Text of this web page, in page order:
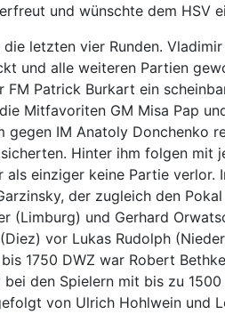
und wünschte dem HSV
letzten vier Runden.
und alle weiteren Partien
FM Patrick Burkart ein
Mitfavoriten GM Misa Pap
gegen IM Anatoly Donchenko
Hinter ihm folgen mit
als einziger keine Partie
der zugleich den
(Limburg) und Gerhard
vor Lukas Rudolph
1750 DWZ war Robert
bei den Spielern mit bis zu
von Ulrich Hohlwein und